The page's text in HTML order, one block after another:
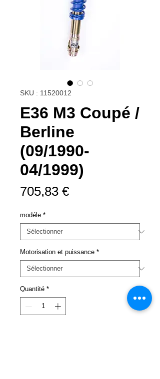
SKU : 11520012
E36 M3 Coupé /
Berline
(09/1990-
04/1999)
705,83 €Prix
modéle *
Motorisation et puissance *
Quantité *